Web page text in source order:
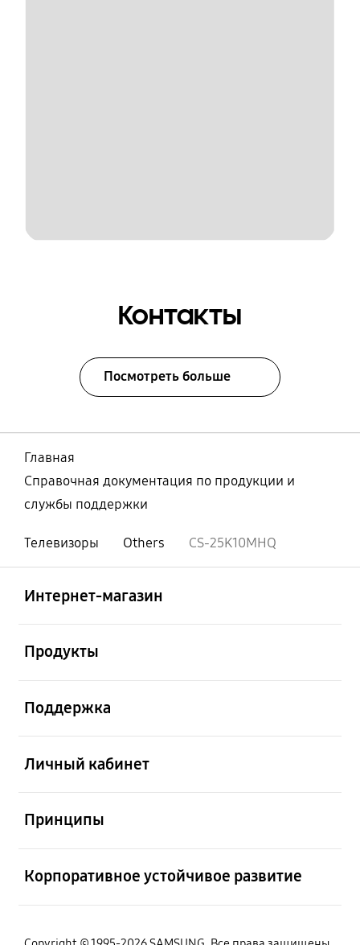
Контакты
Посмотреть больше
Главная
Справочная документация по продукции и
службы поддержки
Телевизоры Others CS-25K10MHQ
Интернет-магазин
Продукты
Поддержка
Личный кабинет
Принципы
Корпоративное устойчивое развитие